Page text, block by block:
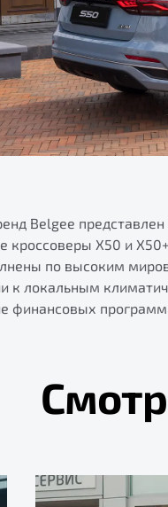
Belgee
кроссоверы X50 и
по высоким
к локальным
финансовых